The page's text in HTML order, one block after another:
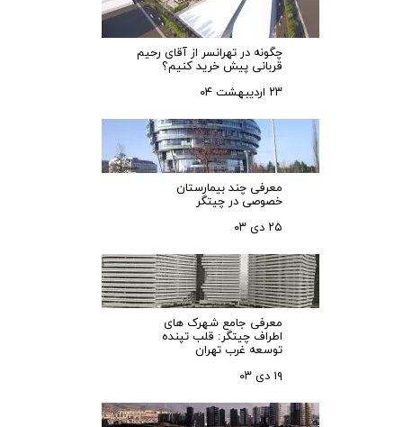
چگونه در تهرانسر از آقای رحیم
قربانی پیش خرید کنیم؟
۲۳ اردیبهشت ۰۴
معرفی چند بیمارستان
خصوصی در چیتگر
۲۵ دی ۰۳
معرفی جامع شهرک‌ های
اطراف چیتگر: قلب تپنده
توسعه غرب تهران
۱۹ دی ۰۳